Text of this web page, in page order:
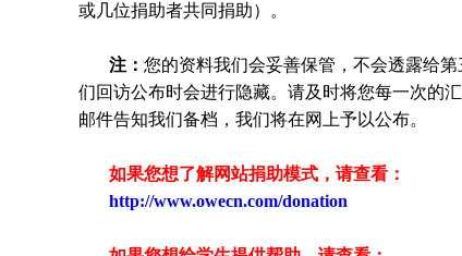
或几位捐助者共同捐助）。
注： 您的资料我们会妥善保管，不会透露给
们回访公布时会进行隐藏。请及时将您每一次的
邮件告知我们备档，我们将在网上予以公布。
如果您想了解网站捐助模式，请查看：
http://www.owecn.com/donation